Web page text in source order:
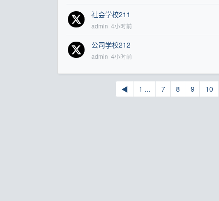
社会学校211
admin 4小时前
公司学校212
admin 4小时前
◀ 1 ... 7 8 9 10